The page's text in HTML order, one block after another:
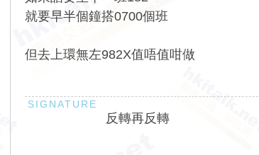
就要早半個鐘搭0700個班
但去上環無左982X值唔值咁做
反轉再反轉